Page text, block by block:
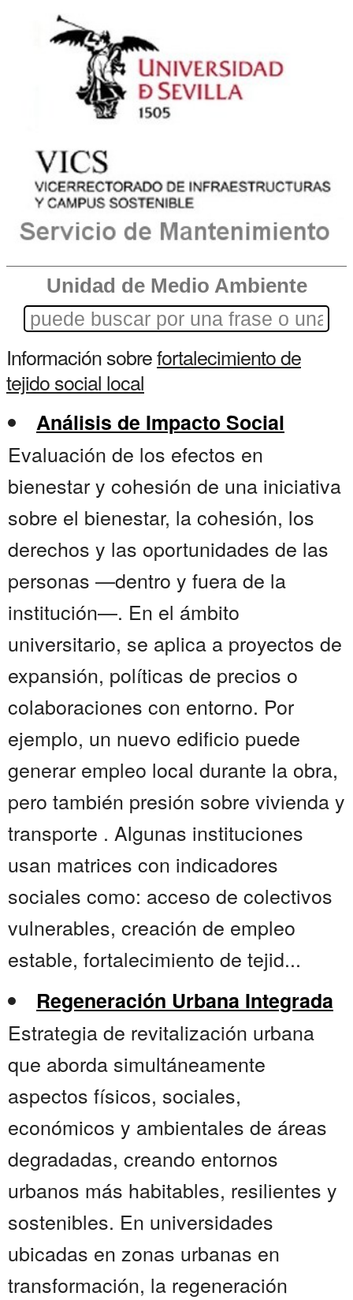
Unidad de Medio Ambiente
Información sobrefortalecimiento de
tejido social local
Análisis de Impacto Social
Evaluación de los efectos en
bienestar y cohesión de una iniciativa
sobre el bienestar, la cohesión, los
derechos y las oportunidades de las
personas —dentro y fuera de la
institución—. En el ámbito
universitario, se aplica a proyectos de
expansión, políticas de precios o
colaboraciones con entorno. Por
ejemplo, un nuevo edificio puede
generar empleo local durante la obra,
pero también presión sobre vivienda y
transporte . Algunas instituciones
usan matrices con indicadores
sociales como: acceso de colectivos
vulnerables, creación de empleo
estable, fortalecimiento de tejid...
Regeneración Urbana Integrada
Estrategia de revitalización urbana
que aborda simultáneamente
aspectos físicos, sociales,
económicos y ambientales de áreas
degradadas, creando entornos
urbanos más habitables, resilientes y
sostenibles. En universidades
ubicadas en zonas urbanas en
transformación, la regeneración